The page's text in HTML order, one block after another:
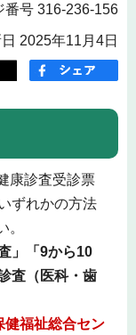
番号 316-236-156
2025年11月4日
康診査受診票
ずれかの方法
」「9から10
査（医科・歯
健福祉総合セン